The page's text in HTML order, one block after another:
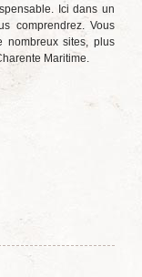
Ici dans un
comprendrez. Vous
nombreux sites, plus
Maritime.